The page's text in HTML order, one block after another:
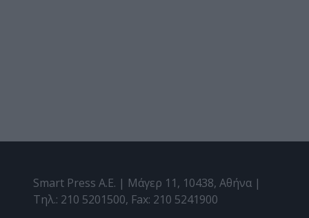
Smart Press A.E. | Μάγερ 11, 10438, Αθήνα |
Τηλ.: 210 5201500, Fax: 210 5241900